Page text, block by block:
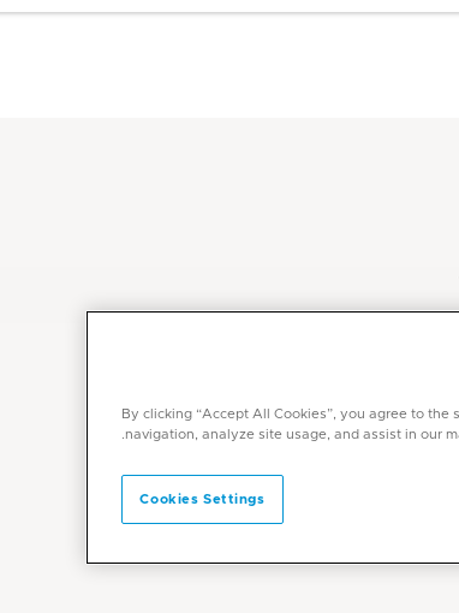
By clicking “Accept All Cookies”, you agree to
navigation, analyze site usage, and assist in our
Cookies Settings